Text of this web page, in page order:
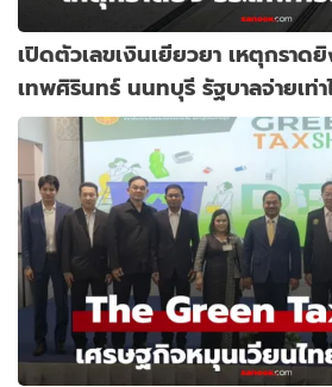
เปิดตัวเลขเงินเยียวยา เหตุกราดยิ
เทพศิรินทร์ นนทบุรี รัฐบาลจ่ายเท่า